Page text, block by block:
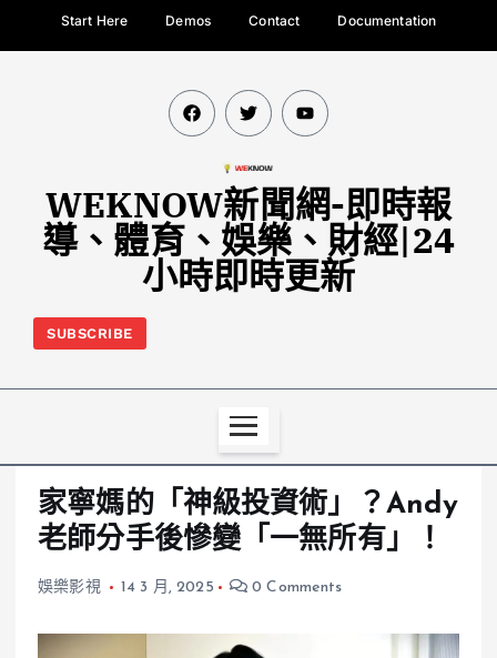
Start Here Demos Contact Documentation
WEKNOW新聞網-即時報
導、體育、娛樂、財經|24
小時即時更新
SUBSCRIBE
家寧媽的「神級投資術」？Andy
老師分手後慘變「一無所有」！
娛樂影視 14 3 月, 2025 0 Comments